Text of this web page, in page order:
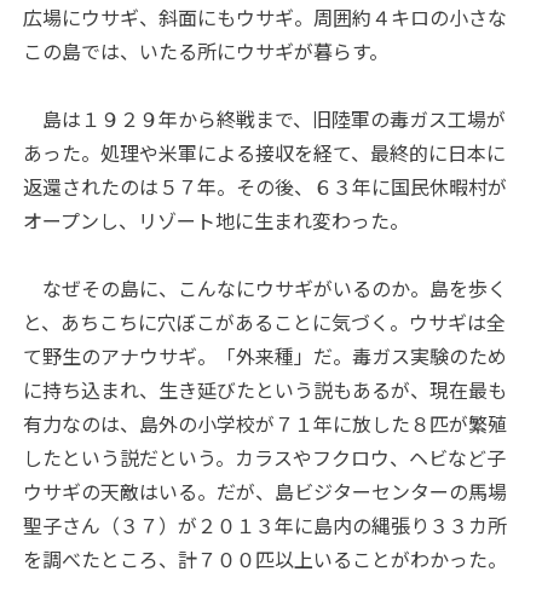
広場にウサギ、斜面にもウサギ。周囲約４キロの小さな
この島では、いたる所にウサギが暮らす。
島は１９２９年から終戦まで、旧陸軍の毒ガス工場が
あった。処理や米軍による接収を経て、最終的に日本に
返還されたのは５７年。その後、６３年に国民休暇村が
オープンし、リゾート地に生まれ変わった。
なぜその島に、こんなにウサギがいるのか。島を歩く
と、あちこちに穴ぼこがあることに気づく。ウサギは全
て野生のアナウサギ。「外来種」だ。毒ガス実験のため
に持ち込まれ、生き延びたという説もあるが、現在最も
有力なのは、島外の小学校が７１年に放した８匹が繁殖
したという説だという。カラスやフクロウ、ヘビなど子
ウサギの天敵はいる。だが、島ビジターセンターの馬場
聖子さん（３７）が２０１３年に島内の縄張り３３カ所
を調べたところ、計７００匹以上いることがわかった。